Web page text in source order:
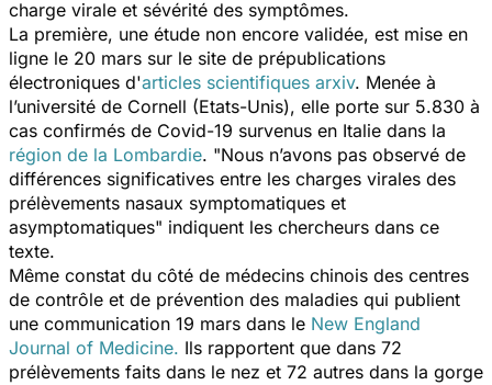
charge virale et sévérité des symptômes.
La première, une étude non encore validée, est mise en
ligne le 20 mars sur le site de prépublications
électroniques d'articles scientifiques arxiv. Menée à
l’université de Cornell (Etats-Unis), elle porte sur 5.830 à
cas confirmés de Covid-19 survenus en Italie dans la
région de la Lombardie. "Nous n’avons pas observé de
différences significatives entre les charges virales des
prélèvements nasaux symptomatiques et
asymptomatiques" indiquent les chercheurs dans ce
texte.
Même constat du côté de médecins chinois des centres
de contrôle et de prévention des maladies qui publient
une communication 19 mars dans le New England
Journal of Medicine. Ils rapportent que dans 72
prélèvements faits dans le nez et 72 autres dans la gorge